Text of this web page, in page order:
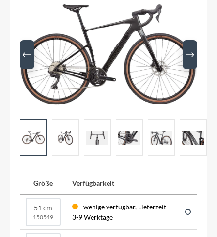
Größe Verfügbarkeit
51 cm
150549
wenige verfügbar, Lieferzeit
3-9 Werktage